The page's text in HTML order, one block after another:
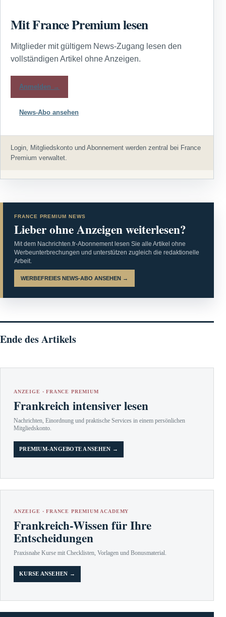
Mit France Premium lesen
Mitglieder mit gültigem News-Zugang lesen den
vollständigen Artikel ohne Anzeigen.
Anmelden →
News-Abo ansehen
Login, Mitgliedskonto und Abonnement werden zentral bei France
Premium verwaltet.
FRANCE PREMIUM NEWS
Lieber ohne Anzeigen weiterlesen?
Mit dem Nachrichten.fr-Abonnement lesen Sie alle Artikel ohne
Werbeunterbrechungen und unterstützen zugleich die redaktionelle
Arbeit.
WERBEFREIES NEWS-ABO ANSEHEN →
Ende des Artikels
ANZEIGE · FRANCE PREMIUM
Frankreich intensiver lesen
Nachrichten, Einordnung und praktische Services in einem persönlichen
Mitgliedskonto.
PREMIUM-ANGEBOTE ANSEHEN →
ANZEIGE · FRANCE PREMIUM ACADEMY
Frankreich-Wissen für Ihre
Entscheidungen
Praxisnahe Kurse mit Checklisten, Vorlagen und Bonusmaterial.
KURSE ANSEHEN →